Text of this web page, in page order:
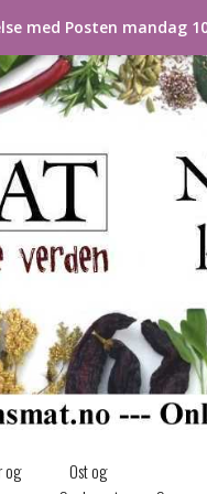
og
Ost og
med Posten mandag